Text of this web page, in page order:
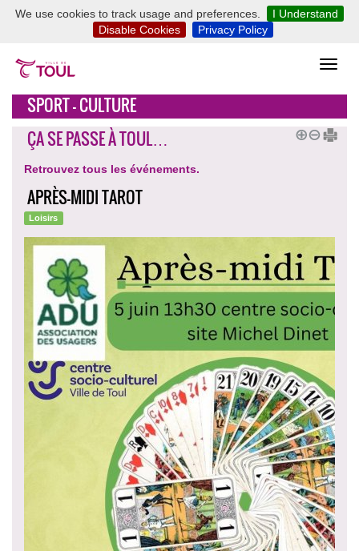
We use cookies to track usage and preferences.
I Understand
Disable Cookies
Privacy Policy
SPORT - CULTURE
ÇA SE PASSE À TOUL…
Retrouvez tous les événements.
APRÈS-MIDI TAROT
Loisirs